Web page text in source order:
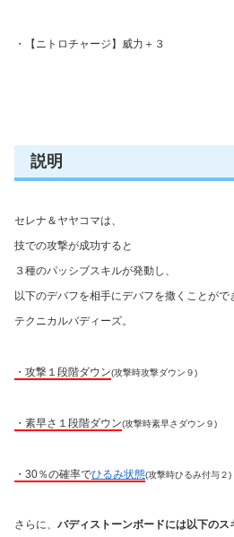
・【ニトロチャージ】威力＋３
説明
セレナ＆ヤヤコマは、
技での攻撃が成功すると
３種のパッシブスキルが発動し、
以下のデバフを相手にデバフを撒くことがで
テクニカルバディーズ。
・攻撃１段階ダウン(攻撃時攻撃ダウン９)
・素早さ１段階ダウン(攻撃時素早さダウン９)
・30％の確率でひるみ状態(攻撃時ひるみ付与２)
さらに、 バディストーンボードには以下のス